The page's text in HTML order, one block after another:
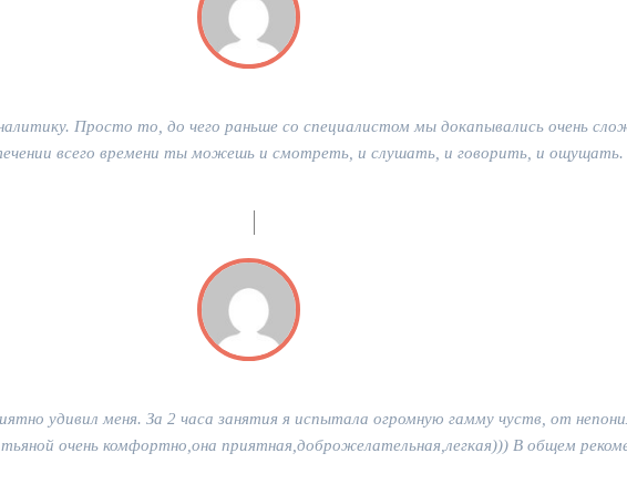
Просто то, до чего раньше со специалистом мы докапывались очень
всего времени ты можешь и смотреть, и слушать, и говорить, и ощущать.
удивил меня. За 2 часа занятия я испытала огромную гамму чуств, от
очень комфортно,она приятная,доброжелательная,легкая))) В общем